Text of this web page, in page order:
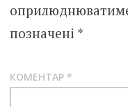
позначені *
КОМЕНТАР *